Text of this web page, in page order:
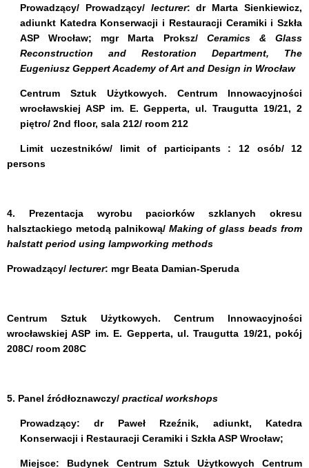
Prowadzący/ Prowadzący/ lecturer:dr Marta Sienkiewicz,
adiunkt Katedra Konserwacji i Restauracji Ceramiki i Szkła
ASP Wrocław; mgr Marta Proksz/ Ceramics & Glass
Reconstruction and Restoration Department, The
Eugeniusz Geppert Academy of Art and Design in Wrocław
Centrum Sztuk Użytkowych. Centrum Innowacyjności
wrocławskiej ASP im. E. Gepperta, ul. Traugutta 19/21,2
piętro/ 2nd floor, sala 212/ room 212
Limit uczestników/ limit of participants : 12 osób/ 12
persons
4. Prezentacja wyrobu paciorków szklanych okresu
halsztackiego metodą palnikową/ Making of glass beads from
halstatt period using lampworking methods
Prowadzący/ lecturer: mgr Beata Damian-Speruda
Centrum Sztuk Użytkowych. Centrum Innowacyjności
wrocławskiej ASP im. E. Gepperta, ul. Traugutta 19/21, pokój
208C/ room 208C
5. Panel źródłoznawczy/ practical workshops
Prowadzący:dr Paweł Rzeźnik, adiunkt, Katedra
Konserwacji i Restauracji Ceramiki i Szkła ASP Wrocław;
Miejsce: Budynek Centrum Sztuk Użytkowych Centrum